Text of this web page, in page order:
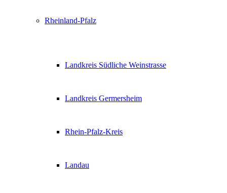
Rheinland-Pfalz
Landkreis Südliche Weinstrasse
Landkreis Germersheim
Rhein-Pfalz-Kreis
Landau